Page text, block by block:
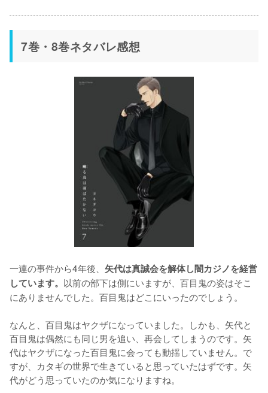
7巻・8巻ネタバレ感想
一連の事件から4年後、 矢代は真誠会を解体し闇カジノを経営
しています。 以前の部下は側にいますが、百目鬼の姿はそこ
にありませんでした。百目鬼はどこにいったのでしょう。
なんと、百目鬼はヤクザになっていました。しかも、矢代と
百目鬼は偶然にも同じ男を追い、再会してしまうのです。矢
代はヤクザになった百目鬼に会っても動揺していません。で
すが、カタギの世界で生きていると思っていたはずです。矢
代がどう思っていたのか気になりますね。